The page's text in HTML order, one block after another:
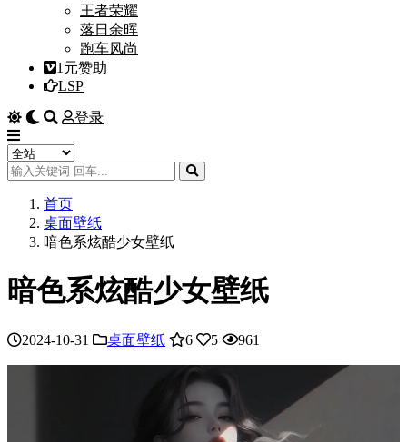
王者荣耀
落日余晖
跑车风尚
1元赞助
LSP
登录
首页
桌面壁纸
暗色系炫酷少女壁纸
暗色系炫酷少女壁纸
2024-10-31 桌面壁纸 6 5 961